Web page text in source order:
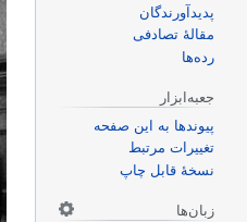
پدیدآورندگان
مقالهٔ تصادفی
رده‌ها
جعبه‌ابزار
پیوندها به این صفحه
تغییرات مرتبط
نسخهٔ قابل چاپ
زبان‌ها